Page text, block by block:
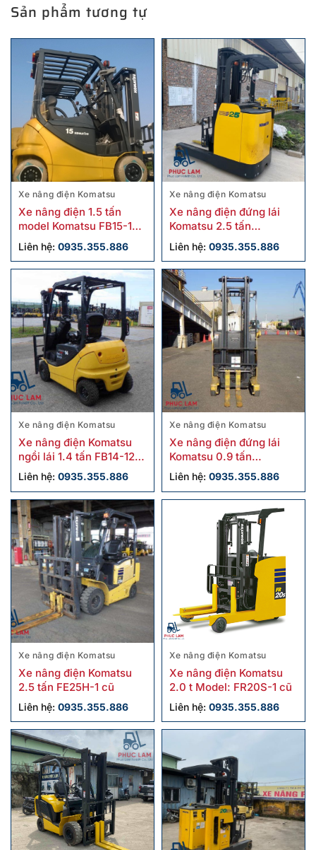
Sản phẩm tương tự
Xe nâng điện Komatsu
Xe nâng điện 1.5 tấn
model Komatsu FB15-12
cũ
Liên hệ: 0935.355.886
Xe nâng điện Komatsu
Xe nâng điện đứng lái
Komatsu 2.5 tấn
FB25RN-4 cũ
Liên hệ: 0935.355.886
Xe nâng điện Komatsu
Xe nâng điện Komatsu
ngồi lái 1.4 tấn FB14-12
cũ
Liên hệ: 0935.355.886
Xe nâng điện Komatsu
Xe nâng điện đứng lái
Komatsu 0.9 tấn
FB09RS-14 cũ
Liên hệ: 0935.355.886
Xe nâng điện Komatsu
Xe nâng điện Komatsu
2.5 tấn FE25H-1 cũ
Liên hệ: 0935.355.886
Xe nâng điện Komatsu
Xe nâng điện Komatsu
2.0 t Model: FR20S-1 cũ
Liên hệ: 0935.355.886